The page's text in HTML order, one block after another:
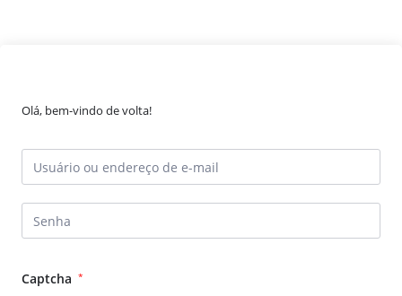
Olá, bem-vindo de volta!
Captcha *